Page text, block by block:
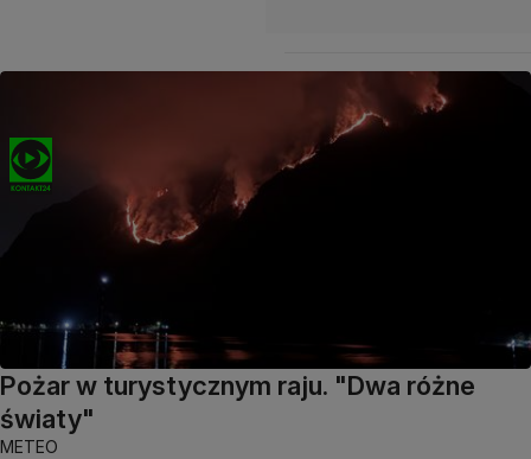
Pożar w turystycznym raju. "Dwa różne
światy"
METEO